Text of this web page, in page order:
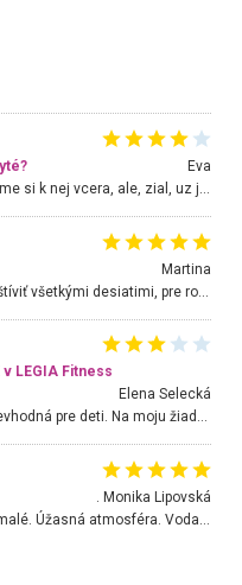
Eva
Hojdacka v Krpelanoch uz nie je, vysli sme si k nej vcera, ale, zial, uz je znicena. Ak sem planujete cestu len kvoli hojdacke, mozete si ju usetrit. Krasny vyhlad je tu vsak aj bez hojdacky :-)
Martina
Nádherné miesto ktoré odporúčam navštíviť všetkými desiatimi, pre rodiny s deťmi, dôchodcom... Proste a jednoducho ozaj rozprávkový les.. určite ešte prídeme. Odniesli sme si na pamiatku krásne tričká,
LEGIA Fitness
Elena Selecká
Kútik výborný, ale hlučná hudba úplne nevhodná pre deti. Na moju žiadosť o aspoň sušenie nereagovali.
. Monika Lipovská
Úžasné prostredie, napriek tomu, že je malé. Úžasná atmosféra. Voda fantastická a nádherná. Ľudí je pomerne veľa, ale su mili a ohľaduplní. Je veľmi zaujímavé sledovať, ako dokážu spolu športovať cudzí ľudia a bez ohľadu na vek. Vládne tu pohoda. Vnuka neviem dostať z vody. Ďakujem za krásny deň . Urcite sa sem vrátim. Jediný problém je s parkovaním, ale aj ten sa mi podarilo vyriešiť. Monika Bratislava